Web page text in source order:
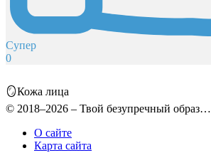
Супер
0
🪞Кожа лица
© 2018–2026 – Твой безупречный образ…
О сайте
Карта сайта